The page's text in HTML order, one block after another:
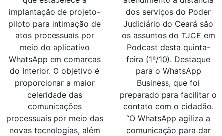
implantação de projeto-
piloto para intimação de
atos processuais por
meio do aplicativo
WhatsApp em comarcas
do Interior. O objetivo é
proporcionar a maior
celeridade das
comunicações
processuais por meio das
novas tecnologias, além
dos serviços do Poder
Judiciário do Ceará são
os assuntos do TJCE em
Podcast desta quinta-
feira (1º/10). Destaque
para o WhatsApp
Business, que foi
preparado para facilitar o
contato com o cidadão.
“O WhatsApp agiliza a
comunicação para dar